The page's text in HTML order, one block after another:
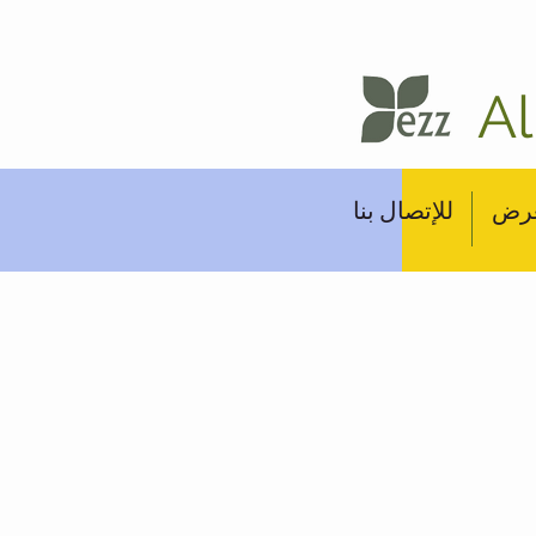
للإتصال بنا